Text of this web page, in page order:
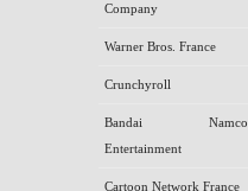
Company
Warner Bros. France
Crunchyroll
Bandai Namco
Entertainment
Cartoon Network France